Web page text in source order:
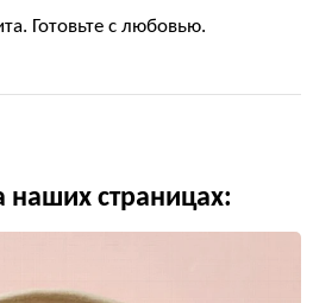
Готовьте с любовью.
наших страницах: